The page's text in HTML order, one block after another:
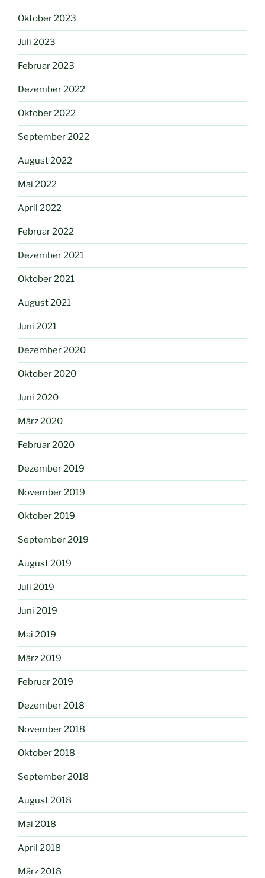
Oktober 2023
Juli 2023
Februar 2023
Dezember 2022
Oktober 2022
September 2022
August 2022
Mai 2022
April 2022
Februar 2022
Dezember 2021
Oktober 2021
August 2021
Juni 2021
Dezember 2020
Oktober 2020
Juni 2020
März 2020
Februar 2020
Dezember 2019
November 2019
Oktober 2019
September 2019
August 2019
Juli 2019
Juni 2019
Mai 2019
März 2019
Februar 2019
Dezember 2018
November 2018
Oktober 2018
September 2018
August 2018
Mai 2018
April 2018
März 2018